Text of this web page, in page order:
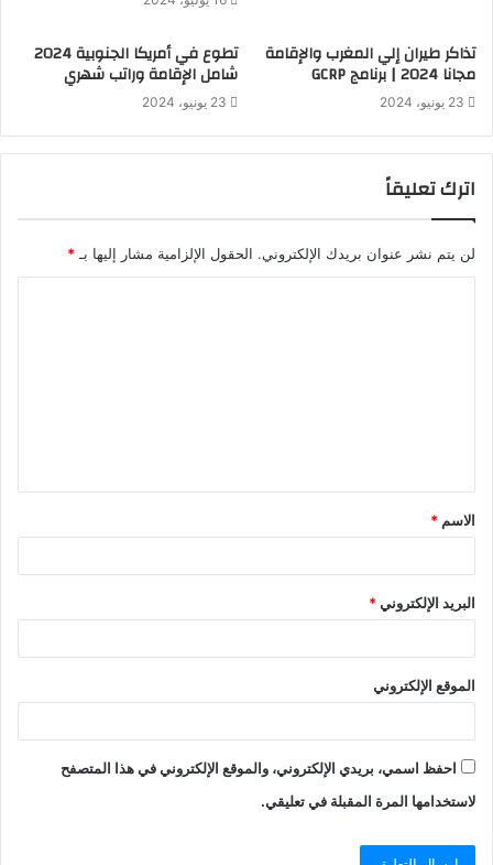
تذاكر طيران إلي المغرب والإقامة
مجانا 2024 | برنامج GCRP
23 يونيو، 2024
تطوع في أمريكا الجنوبية 2024
شامل الإقامة وراتب شهري
23 يونيو، 2024
اترك تعليقاً
لن يتم نشر عنوان بريدك الإلكتروني. الحقول الإلزامية مشار إليها بـ *
الاسم *
البريد الإلكتروني*
الموقع الإلكتروني
احفظ اسمي، بريدي الإلكتروني، والموقع الإلكتروني في هذا المتصفح
لاستخدامها المرة المقبلة في تعليقي.